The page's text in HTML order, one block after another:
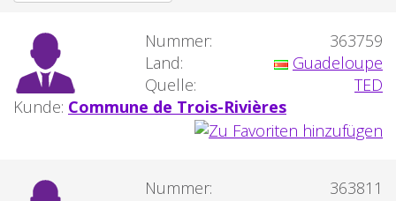
Nummer:
363759
Land:
Guadeloupe
Quelle:
TED
Kunde: Commune de Trois-Rivières
Nummer:
363811